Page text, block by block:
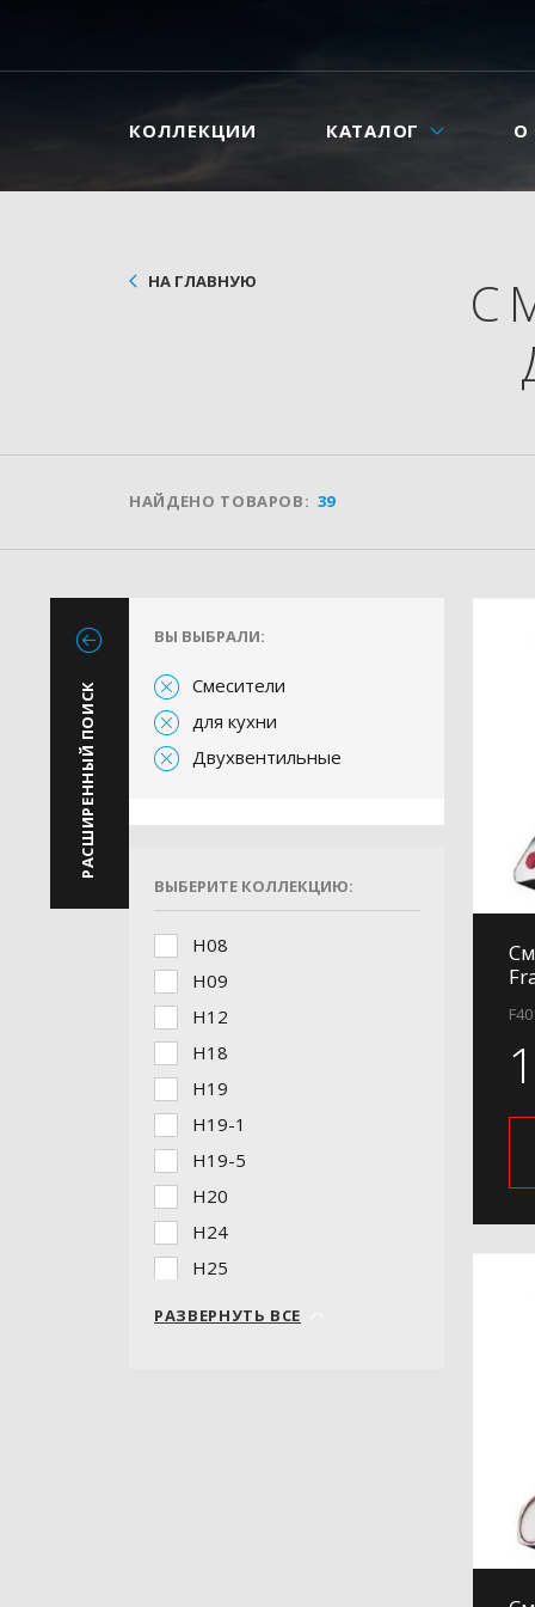
КОЛЛЕКЦИИ КАТАЛОГ О
НА ГЛАВНУЮ
НАЙДЕНО ТОВАРОВ: 39
РАСШИРЕННЫЙ ПОИСК
ВЫ ВЫБРАЛИ:
Смесители
для кухни
Двухвентильные
ВЫБЕРИТЕ КОЛЛЕКЦИЮ:
H08
H09
H12
H18
H19
H19-1
H19-5
H20
H24
H25
РАЗВЕРНУТЬ ВСЕ